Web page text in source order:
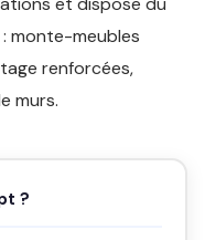
monte-meubles
renforcées,
murs.
?